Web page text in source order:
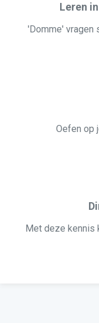
Leren
'Domme' vragen
Oefen op
Met deze kennis